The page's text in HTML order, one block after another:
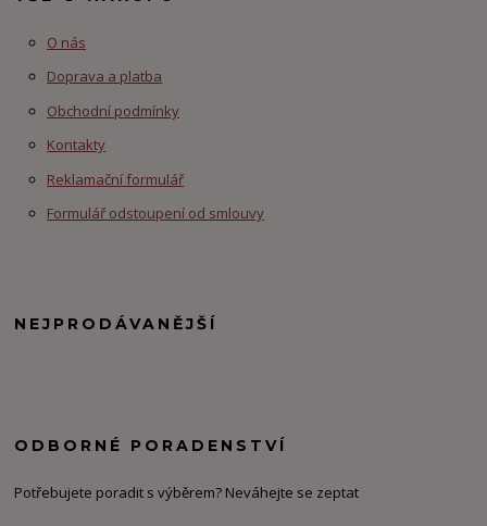
O nás
Doprava a platba
Obchodní podmínky
Kontakty
Reklamační formulář
Formulář odstoupení od smlouvy
NEJPRODÁVANĚJŠÍ
ODBORNÉ PORADENSTVÍ
Potřebujete poradit s výběrem? Neváhejte se zeptat